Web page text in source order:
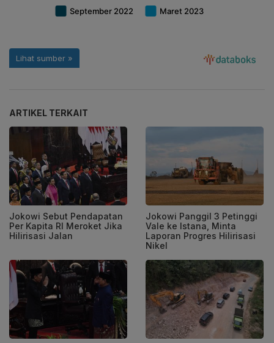
ARTIKEL TERKAIT
Jokowi Sebut Pendapatan
Per Kapita RI Meroket Jika
Hilirisasi Jalan
Jokowi Panggil 3 Petinggi
Vale ke Istana, Minta
Laporan Progres Hilirisasi
Nikel